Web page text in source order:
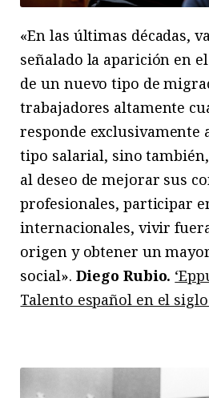
«En las últimas décadas,
señalado la aparición en
de un nuevo tipo de
trabajadores altamente
responde exclusivamente
tipo salarial, sino
al deseo de mejorar sus
profesionales, participar
internacionales, vivir
origen y obtener un
social». Diego Rubio.
Talento español en el siglo